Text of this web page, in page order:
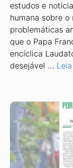
estudos e
humana sobre
problemáticas
que o Papa
encíclica
desejável …